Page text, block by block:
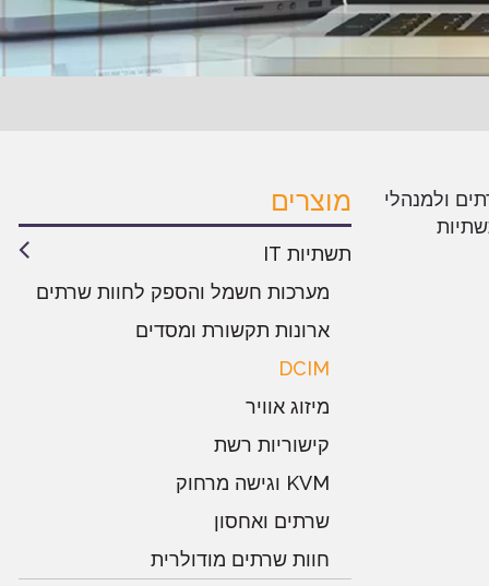
ולמנהלי
מוצרים
תשתיות IT
מערכות חשמל והספק לחוות שרתים
ארונות תקשורת ומסדים
DCIM
מיזוג אוויר
קישוריות רשת
KVM וגישה מרחוק
שרתים ואחסון
חוות שרתים מודולרית